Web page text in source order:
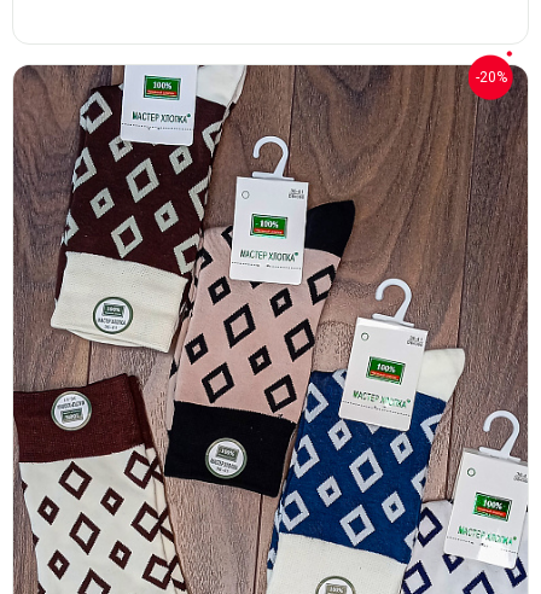
-20%